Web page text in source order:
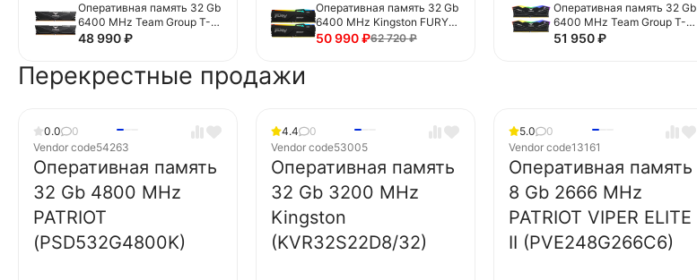
Оперативная память 32 Gb
6400 MHz Team Group T-
FORCE Vulcan
48 990₽
Оперативная память 32 Gb
6400 MHz Kingston FURY
Beast RGB Black
62 720₽
50 990₽
Оперативная память 32 Gb
6400 MHz Team Group T-
FORCE DELTA RGB Black
51 950₽
Перекрестные продажи
0.0
0
Vendor code54263
Оперативная память
32 Gb 4800 MHz
PATRIOT
(PSD532G4800K)
4.4
0
Vendor code53005
Оперативная память
32 Gb 3200 MHz
Kingston
(KVR32S22D8/32)
5.0
0
Vendor code13161
Оперативная память
8 Gb 2666 MHz
PATRIOT VIPER ELITE
II (PVE248G266C6)